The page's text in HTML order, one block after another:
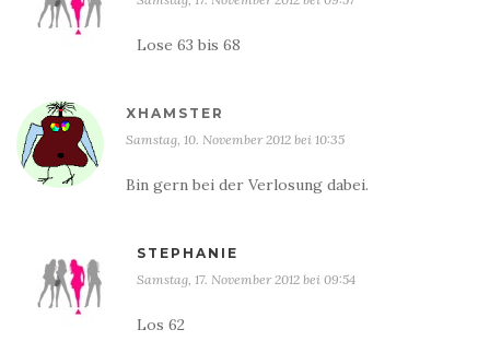
Lose 63 bis 68
XHAMSTER
Samstag, 10. November 2012 bei 10:35
Bin gern bei der Verlosung dabei.
STEPHANIE
Samstag, 17. November 2012 bei 09:54
Los 62